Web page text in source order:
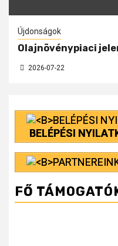
Újdonságok
Olajnövénypiaci
2026-07-22
BELÉPÉSI
FŐ